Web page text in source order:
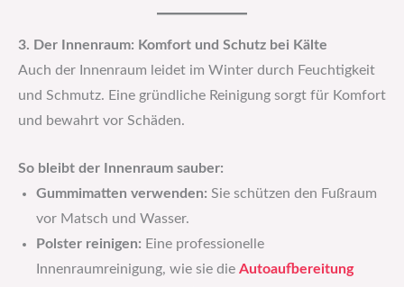
3. Der Innenraum: Komfort und Schutz bei Kälte
Auch der Innenraum leidet im Winter durch Feuchtigkeit
und Schmutz. Eine gründliche Reinigung sorgt für Komfort
und bewahrt vor Schäden.
So bleibt der Innenraum sauber:
Gummimatten verwenden: Sie schützen den Fußraum
vor Matsch und Wasser.
Polster reinigen: Eine professionelle
Innenraumreinigung, wie sie die Autoaufbereitung